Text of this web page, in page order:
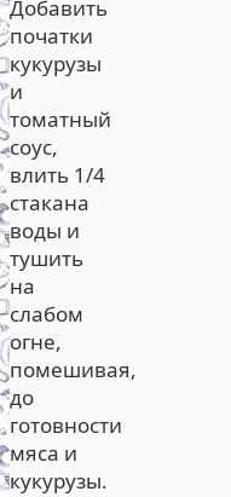
Добавить
початки
кукурузы
и
томатный
соус,
влить 1/4
стакана
воды и
тушить
на
слабом
огне,
помешивая,
до
готовности
мяса и
кукурузы.